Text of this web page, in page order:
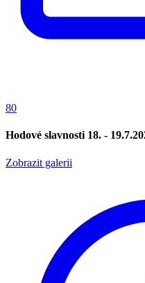
80
Hodové slavnosti 18. -
Zobrazit galerii